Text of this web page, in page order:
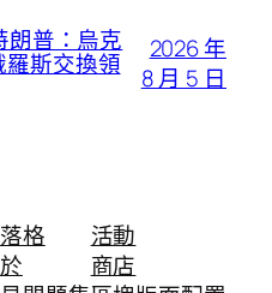
朗普：烏克
斯交換領
2026 年
8 月 5 日
格
活動
商店